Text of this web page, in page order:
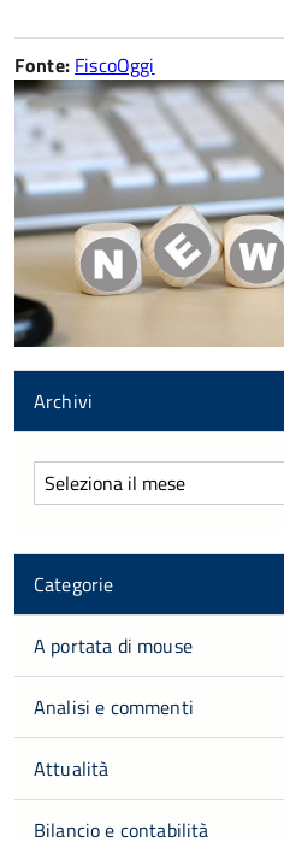
Fonte: FiscoOggi
Archivi
Archivi
Categorie
A portata di mouse
Analisi e commenti
Attualità
Bilancio e contabilità